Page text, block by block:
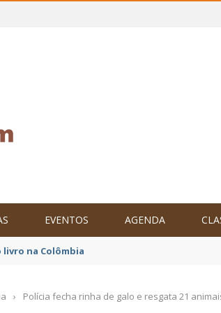
EVENTOS AGENDA
o Brasil no XXIV Parlamento Internacional
› Polícia fecha rinha de galo e resgata 21